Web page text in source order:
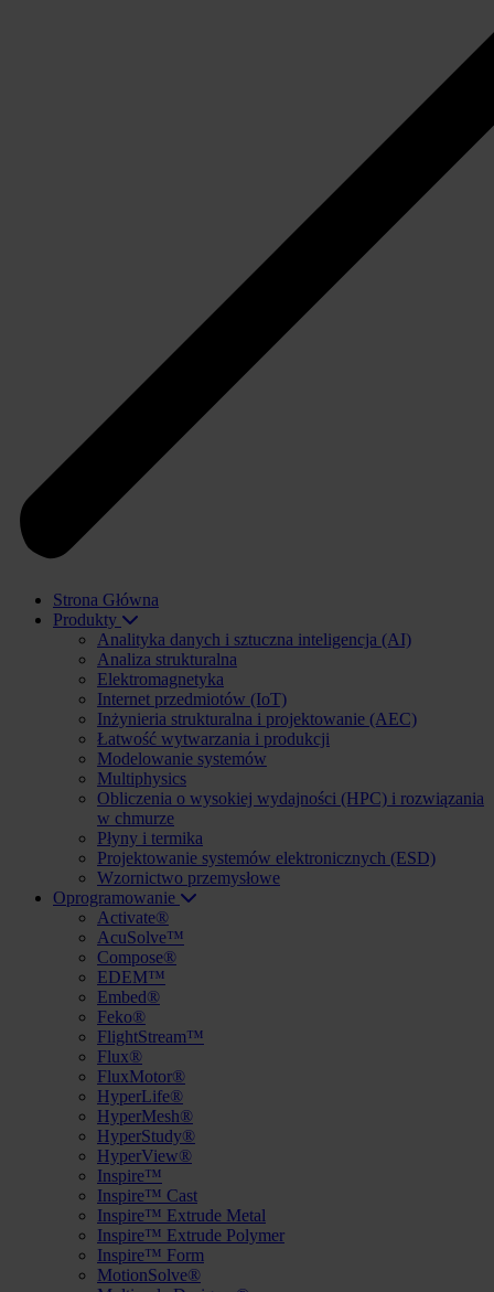
Strona Główna
Produkty
Analityka danych i sztuczna inteligencja (AI)
Analiza strukturalna
Elektromagnetyka
Internet przedmiotów (IoT)
Inżynieria strukturalna i projektowanie (AEC)
Łatwość wytwarzania i produkcji
Modelowanie systemów
Multiphysics
Obliczenia o wysokiej wydajności (HPC) i rozwiązania
w chmurze
Płyny i termika
Projektowanie systemów elektronicznych (ESD)
Wzornictwo przemysłowe
Oprogramowanie
Activate®
AcuSolve™
Compose®
EDEM™
Embed®
Feko®
FlightStream™
Flux®
FluxMotor®
HyperLife®
HyperMesh®
HyperStudy®
HyperView®
Inspire™
Inspire™ Cast
Inspire™ Extrude Metal
Inspire™ Extrude Polymer
Inspire™ Form
MotionSolve®